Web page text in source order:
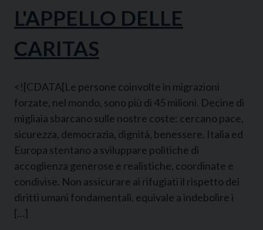
L'APPELLO DELLE
CARITAS
<![CDATA[Le persone coinvolte in migrazioni
forzate, nel mondo, sono più di 45 milioni. Decine di
migliaia sbarcano sulle nostre coste: cercano pace,
sicurezza, democrazia, dignità, benessere. Italia ed
Europa stentano a sviluppare politiche di
accoglienza generose e realistiche, coordinate e
condivise. Non assicurare ai rifugiati il rispetto dei
diritti umani fondamentali, equivale a indebolire i
[…]